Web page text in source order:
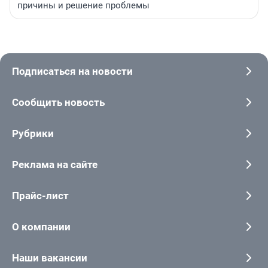
причины и решение проблемы
Подписаться на новости
Сообщить новость
Рубрики
Реклама на сайте
Прайс-лист
О компании
Наши вакансии